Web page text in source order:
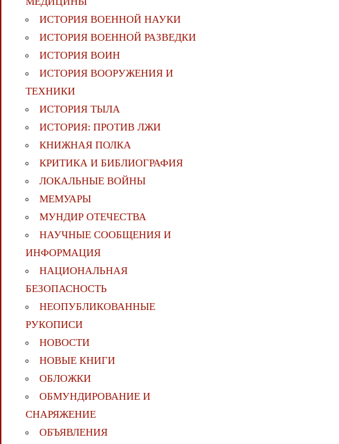
ИСТОРИЯ ВОЕННОЙ НАУКИ
ИСТОРИЯ ВОЕННОЙ РАЗВЕДКИ
ИСТОРИЯ ВОИН
ИСТОРИЯ ВООРУЖЕНИЯ И
ТЕХНИКИ
ИСТОРИЯ ТЫЛА
ИСТОРИЯ: ПРОТИВ ЛЖИ
КНИЖНАЯ ПОЛКА
КРИТИКА И БИБЛИОГРАФИЯ
ЛОКАЛЬНЫЕ ВОЙНЫ
МЕМУАРЫ
МУНДИР ОТЕЧЕСТВА
НАУЧНЫЕ СООБЩЕНИЯ И
ИНФОРМАЦИЯ
НАЦИОНАЛЬНАЯ
БЕЗОПАСНОСТЬ
НЕОПУБЛИКОВАННЫЕ
РУКОПИСИ
НОВОСТИ
НОВЫЕ КНИГИ
ОБЛОЖКИ
ОБМУНДИРОВАНИЕ И
СНАРЯЖЕНИЕ
ОБЪЯВЛЕНИЯ